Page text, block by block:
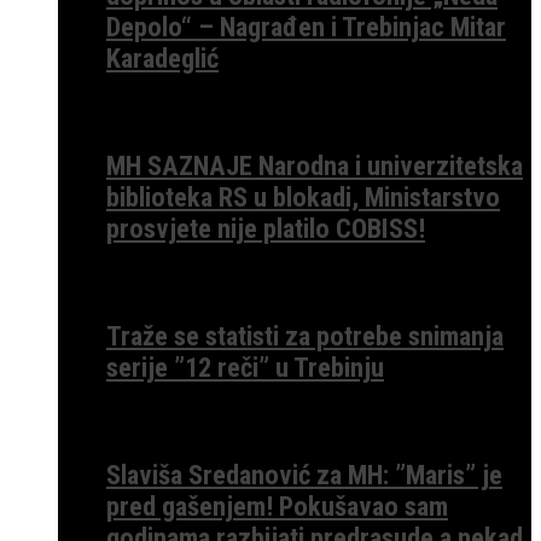
Depolo“ – Nagrađen i Trebinjac Mitar
Karadeglić
MH SAZNAJE Narodna i univerzitetska
biblioteka RS u blokadi, Ministarstvo
prosvjete nije platilo COBISS!
Traže se statisti za potrebe snimanja
serije ”12 reči” u Trebinju
Slaviša Sredanović za MH: ”Maris” je
pred gašenjem! Pokušavao sam